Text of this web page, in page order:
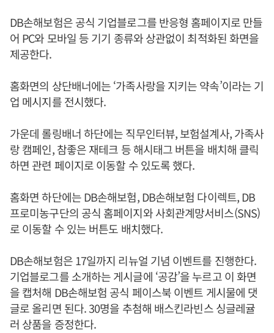
DB손해보험은 공식 기업블로그를 반응형 홈페이지로 만들
어 PC와 모바일 등 기기 종류와 상관없이 최적화된 화면을
제공한다.
홈화면의 상단배너에는 ‘가족사랑을 지키는 약속’이라는 기
업 메시지를 전시했다.
가운데 롤링배너 하단에는 직무인터뷰, 보험설계사, 가족사
랑 캠페인, 참좋은 재테크 등 해시태그 버튼을 배치해 클릭
하면 관련 페이지로 이동할 수 있도록 했다.
홈화면 하단에는 DB손해보험, DB손해보험 다이렉트, DB
프로미농구단의 공식 홈페이지와 사회관계망서비스(SNS)
로 이동할 수 있는 버튼도 배치했다.
DB손해보험은 17일까지 리뉴얼 기념 이벤트를 진행한다.
기업블로그를 소개하는 게시글에 ‘공감’을 누르고 이 화면
을 캡처해 DB손해보험 공식 페이스북 이벤트 게시물에 댓
글로 올리면 된다. 30명을 추첨해 배스킨라빈스 싱글레귤
러 상품을 증정한다.